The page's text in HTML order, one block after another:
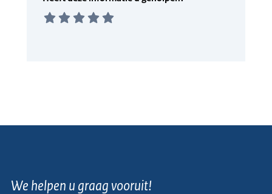
We helpen u graag vooruit!